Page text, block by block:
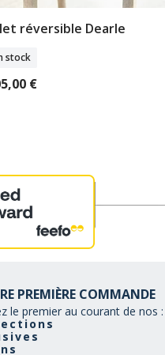
Sélectionner Tailles
réversible Dearle
stock
€
PREMIÈRE COMMANDE
le premier au courant de nos :